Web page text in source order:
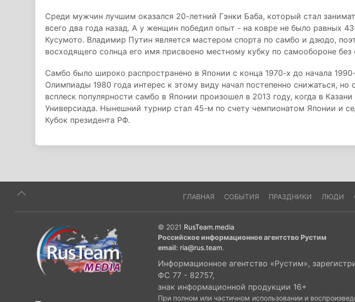
Среди мужчин лучшим оказался 20-летний Гэнки Баба, который стал
всего два года назад. А у женщин победил опыт - на ковре не было равных
Кусумото. Владимир Путин является мастером спорта по самбо и дзюдо,
восходящего солнца его имя присвоено местному кубку по самообороне без
Самбо было широко распространено в Японии с конца 1970-х до начала
Олимпиады 1980 года интерес к этому виду начал постепенно снижаться, но
всплеск популярности самбо в Японии произошел в 2013 году, когда в
Универсиада. Нынешний турнир стал 45-м по счету чемпионатом Японии и
Кубок президента РФ.
ГЛАВНАЯ СОБЫТИЯ ПРАЗДНИКИ ЛЮДИ
© 2021 RusTeam.media
Российское информационное агентство Рустим
email: ria@rus.team.
Информационное агентство «Рустим»,
ФС 77 - 82757,
знак информационной продукции 16+
При полном или частичном использовании и